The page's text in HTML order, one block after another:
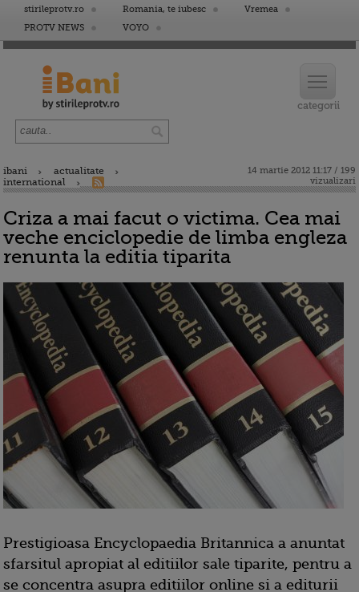
stirileprotv.ro Romania, te iubesc
Vremea
PROTV NEWS
VOYO
ibani
actualitate
international
14 martie 2012 11:17 / 199
vizualizari
Criza a mai facut o victima. Cea mai
veche enciclopedie de limba engleza
renunta la editia tiparita
Prestigioasa Encyclopaedia Britannica a anuntat
sfarsitul apropiat al editiilor sale tiparite, pentru a
se concentra asupra editiilor online si a editurii